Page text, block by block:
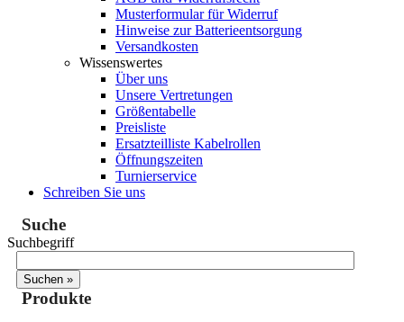
Musterformular für Widerruf
Hinweise zur Batterieentsorgung
Versandkosten
Wissenswertes
Über uns
Unsere Vertretungen
Größentabelle
Preisliste
Ersatzteilliste Kabelrollen
Öffnungszeiten
Turnierservice
Schreiben Sie uns
Suche
Suchbegriff
Produkte